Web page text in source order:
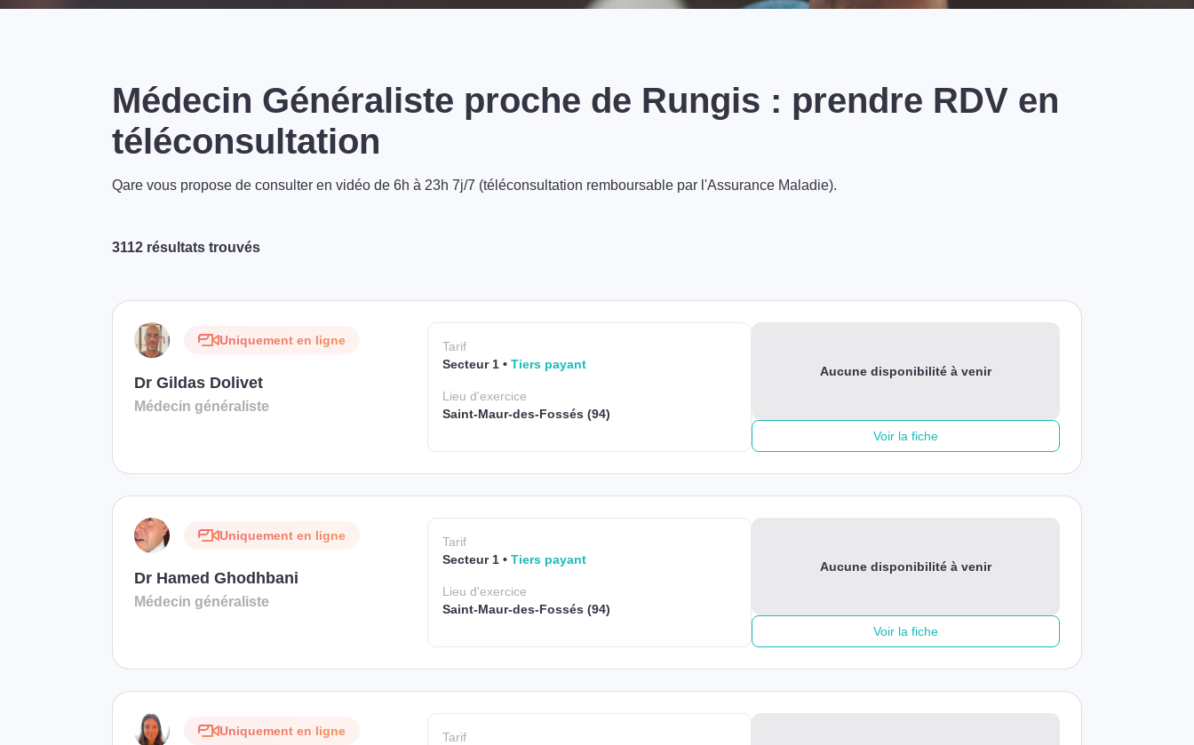
Médecin Généraliste proche de Rungis : prendre RDV en
téléconsultation
Qare vous propose de consulter en vidéo de 6h à 23h 7j/7 (téléconsultation remboursable par l'Assurance Maladie).
3112 résultats trouvés
Uniquement en ligne
Dr Gildas Dolivet
Médecin généraliste
Tarif
Secteur 1
Tiers payant
Lieud'exercice
Saint-Maur-des-Fossés (94)
Aucune disponibilité à venir
Voir la fiche
Uniquement en ligne
Dr Hamed Ghodhbani
Médecin généraliste
Tarif
Secteur 1
Tiers payant
Lieud'exercice
Saint-Maur-des-Fossés (94)
Aucune disponibilité à venir
Voir la fiche
Uniquement en ligne
Tarif